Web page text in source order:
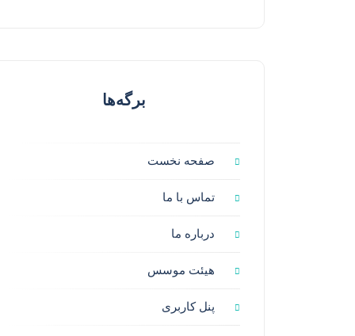
برگه‌ها
صفحه نخست
تماس با ما
درباره ما
هیئت موسس
پنل کاربری